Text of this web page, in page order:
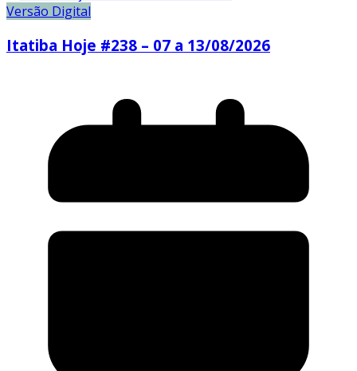
Versão Digital
Itatiba Hoje #238 – 07 a 13/08/2026